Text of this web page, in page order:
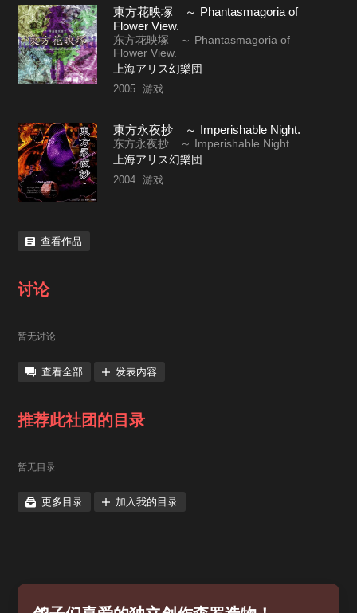
東方花映塚 ～ Phantasmagoria of
Flower View.
东方花映塚 ～ Phantasmagoria of
Flower View.
上海アリス幻樂団
2005 游戏
東方永夜抄 ～ Imperishable Night.
东方永夜抄 ～ Imperishable Night.
上海アリス幻樂団
2004 游戏
查看作品
讨论
暂无讨论
查看全部 发表内容
推荐此社团的目录
暂无目录
更多目录 加入我的目录